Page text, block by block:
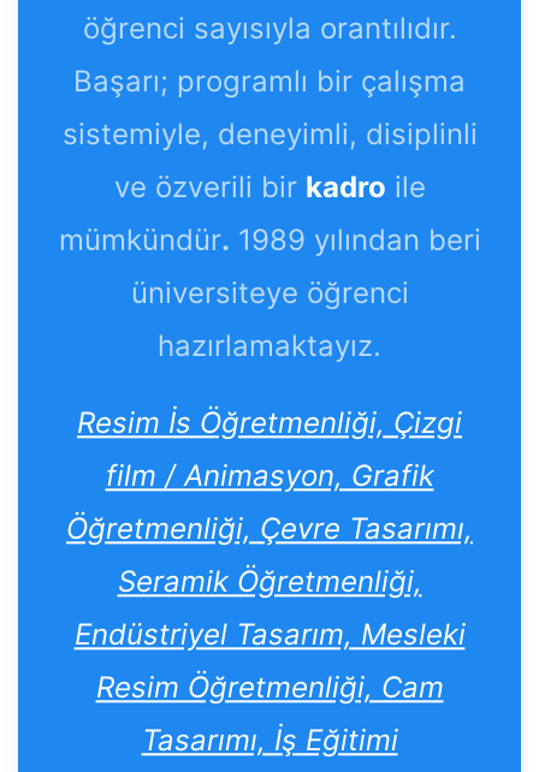
öğrenci sayısıyla orantılıdır.
Başarı; programlı bir çalışma
sistemiyle, deneyimli, disiplinli
ve özverili bir kadro ile
mümkündür. 1989 yılından beri
üniversiteye öğrenci
hazırlamaktayız.
Resim İs Öğretmenliği, Çizgi
film / Animasyon, Grafik
Öğretmenliği, Çevre Tasarımı,
Seramik Öğretmenliği,
Endüstriyel Tasarım, Mesleki
Resim Öğretmenliği, Cam
Tasarımı, İş Eğitimi